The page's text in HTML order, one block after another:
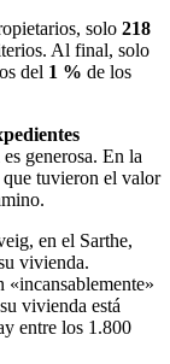
solo 218
Al final, solo
del 1 % de los
generosa. En la
tuvieron el valor
en el Sarthe,
vivienda.
«incansablemente»
vivienda está
entre los 1.800